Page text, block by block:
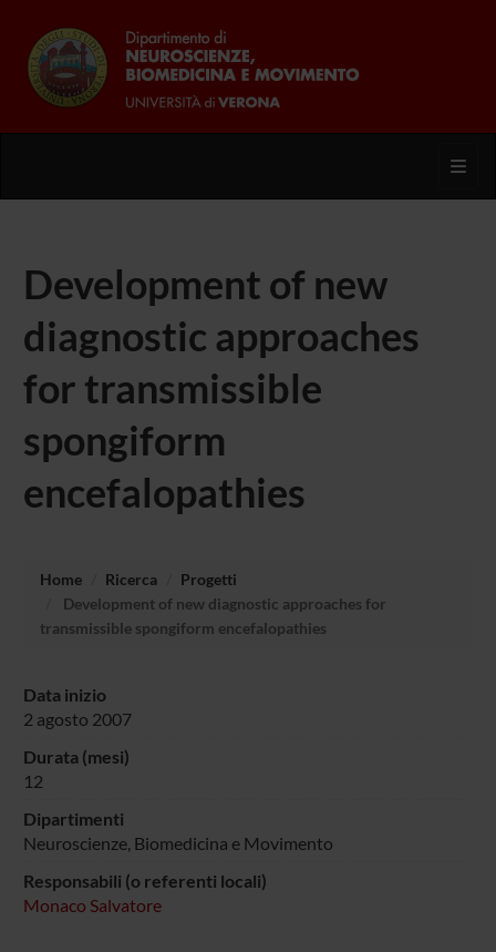
Development of new
diagnostic approaches
for transmissible
spongiform
encefalopathies
Home Ricerca
Progetti
Development of new diagnostic approaches for
transmissible spongiform encefalopathies
Data inizio
2 agosto 2007
Durata (mesi)
12
Dipartimenti
Neuroscienze, Biomedicina e Movimento
Responsabili (o referenti locali)
Monaco Salvatore